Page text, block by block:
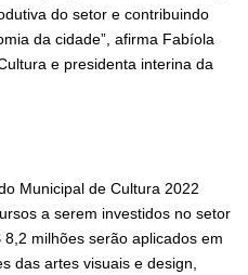
do setor e contribuindo
da cidade”, afirma Fabíola
e presidenta interina da
Municipal de Cultura 2022
a serem investidos no setor
milhões serão aplicados em
das artes visuais e design,